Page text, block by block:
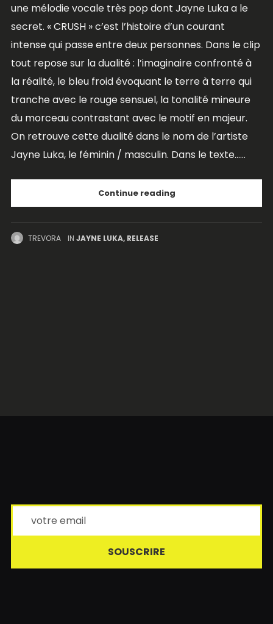
une mélodie vocale très pop dont Jayne Luka a le
secret. « CRUSH » c’est l’histoire d’un courant
intense qui passe entre deux personnes. Dans le clip
tout repose sur la dualité : l’imaginaire confronté à
la réalité, le bleu froid évoquant le terre à terre qui
tranche avec le rouge sensuel, la tonalité mineure
du morceau contrastant avec le motif en majeur.
On retrouve cette dualité dans le nom de l’artiste
Jayne Luka, le féminin / masculin. Dans le texte......
Continue reading
TREVORA IN JAYNE LUKA, RELEASE
SOUSCRIRE